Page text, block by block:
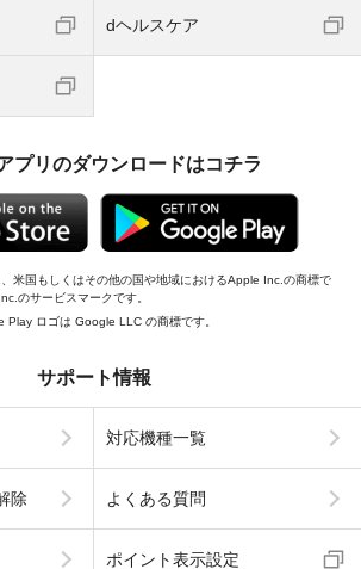
dヘルスケア
プリのダウンロードはコチラ
米国もしくはその他の国や地域におけるApple Inc.の商標で
のサービスマークです。
ロゴは Google LLC の商標です。
サポート情報
対応機種一覧
除 よくある質問
ポイント表示設定